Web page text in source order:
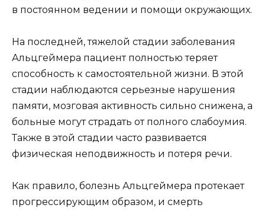
в постоянном ведении и помощи окружающих.
На последней, тяжелой стадии заболевания
Альцгеймера пациент полностью теряет
способность к самостоятельной жизни. В этой
стадии наблюдаются серьезные нарушения
памяти, мозговая активность сильно снижена, а
больные могут страдать от полного слабоумия.
Также в этой стадии часто развивается
физическая неподвижность и потеря речи.
Как правило, болезнь Альцгеймера протекает
прогрессирующим образом, и смерть